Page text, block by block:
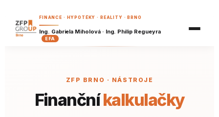
FINANCE · HYPOTÉKY · REALITY · BRNO
Ing. Gabriela Miholová · Ing. Philip Regueyra
EFA
Příklady z praxe
Reality
Hypoteční kalkulačka
Investiční kalkulačka BRZY
Kariéra
ZFP BRNO · NÁSTROJE
Finančníkalkulačky